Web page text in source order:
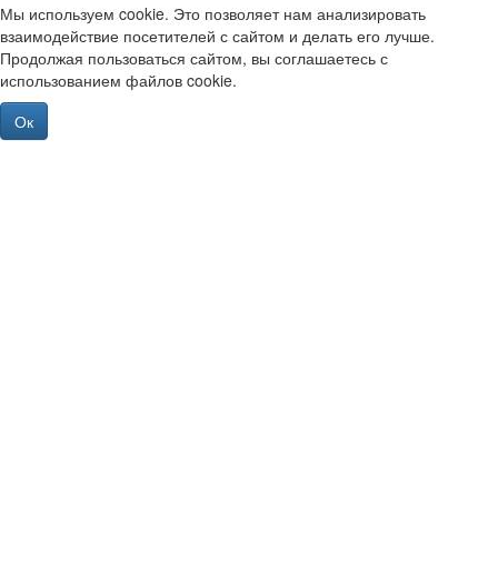
Мы используем cookie. Это позволяет нам анализировать
взаимодействие посетителей с сайтом и делать его лучше.
Продолжая пользоваться сайтом, вы соглашаетесь с
использованием файлов cookie.
Ок